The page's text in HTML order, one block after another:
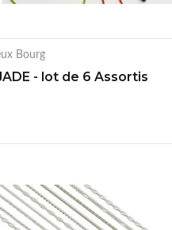
Bourg
- lot de 6 Assortis